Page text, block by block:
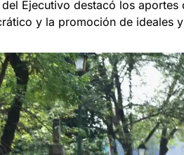
del Ejecutivo destacó los
y la promoción de ideales